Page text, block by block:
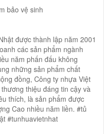
bảo vệ sinh
được thành lập năm 2001
các sản phẩm ngành
năm phấn đấu không
những sản phẩm chất
đồng, Công ty nhựa Việt
thiệu đáng tin cậy và
thích, là sản phẩm được
Cao nhiều năm liền. #tủ
#tunhuavietnhat